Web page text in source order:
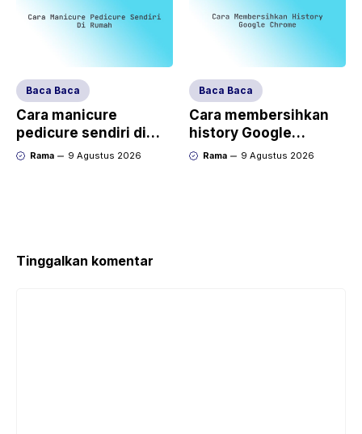
Baca Baca
Cara manicure
pedicure sendiri di
rumah
Rama 9 Agustus 2026
Baca Baca
Cara membersihkan
history Google
Chrome
Rama 9 Agustus 2026
Tinggalkan komentar